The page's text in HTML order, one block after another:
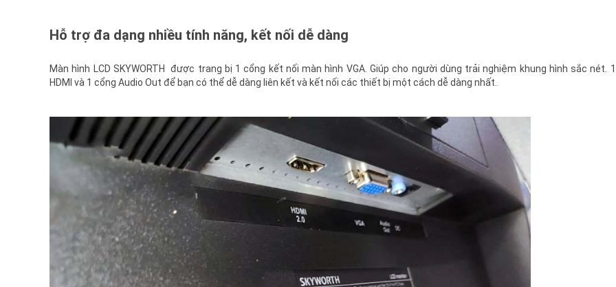
Hỗ trợ đa dạng nhiều tính năng, kết nối dễ dàng
Màn hình LCD SKYWORTH được trang bị 1 cổng kết nối màn hình VGA. Giúp cho người dùng trải nghiệm khung hình sắc nét.
HDMI và 1 cổng Audio Out để bạn có thể dễ dàng liên kết và kết nối các thiết bị một cách dễ dàng nhất.